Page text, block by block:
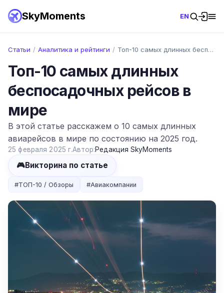
SkyMoments EN
Статьи / Аналитика и рейтинги / Топ-10 самых длинных беспосадочных рейсо…
Топ-10 самых длинных
беспосадочных рейсов в
мире
В этой статье расскажем о 10 самых длинных
авиарейсов в мире по состоянию на 2025 год.
25 февраля 2025 г.Автор:Редакция SkyMoments
🎮Викторина по статье
#ТОП-10 / Обзоры #Авиакомпании